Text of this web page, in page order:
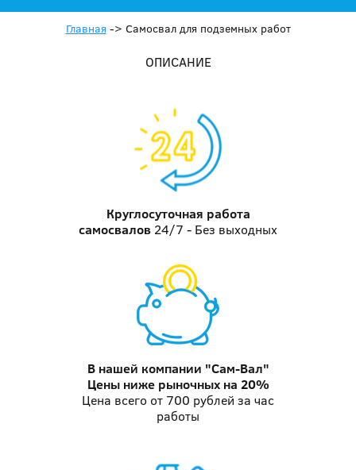
Главная -> Самосвал для подземных работ
ОПИСАНИЕ
Круглосуточная работа
самосвалов 24/7 - Без выходных
В нашей компании "Сам-Вал"
Цены ниже рыночных на 20%
Цена всего от 700 рублей за час
работы